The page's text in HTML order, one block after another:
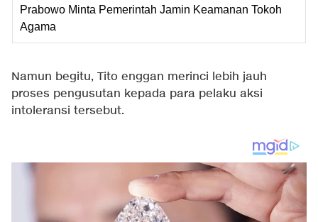
Prabowo Minta Pemerintah Jamin Keamanan Tokoh
Agama
Namun begitu, Tito enggan merinci lebih jauh
proses pengusutan kepada para pelaku aksi
intoleransi tersebut.